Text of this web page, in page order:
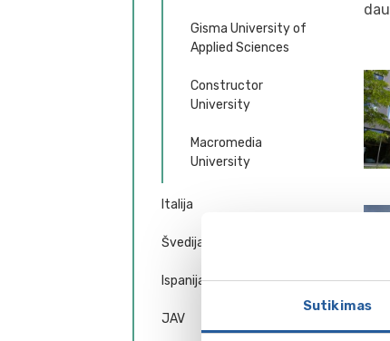
Sutikimas
Gisma University of
Applied Sciences
Constructor
University
Macromedia
University
Italija
Švedija
Ispanija
JAV